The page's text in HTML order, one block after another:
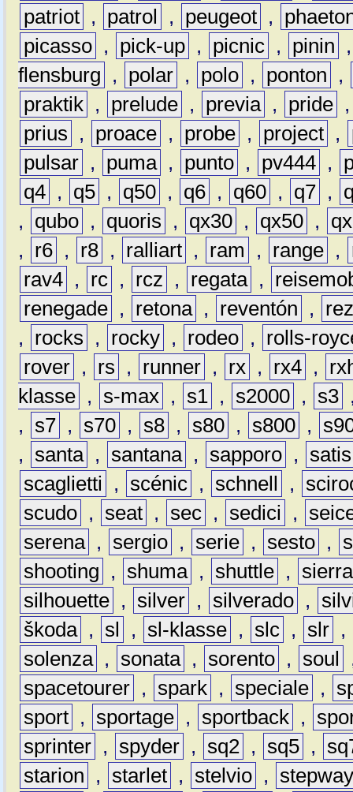
patriot , patrol , peugeot ,
picasso , pick-up , picnic , pinin
flensburg
, polar , polo , ponton
,
praktik , prelude , previa , pride
prius
, proace , probe , project ,
pulsar , puma , punto , pv444 ,
q4 , q5 , q50 , q6 , q60 , q7 ,
,
qubo , quoris , qx30 , qx50 ,
,
r6 , r8 , ralliart , ram , range ,
rav4 , rc , rcz , regata ,
renegade , retona , reventón ,
,
rocks , rocky , rodeo ,
rolls-
rover , rs , runner , rx , rx4 ,
klasse , s-max , s1 , s2000 , s3
,
s7 , s70 , s8 , s80 , s800 ,
,
santa , santana , sapporo ,
satis
scaglietti
, scénic , schnell ,
scudo , seat , sec , sedici ,
serena , sergio , serie , sesto ,
shooting
, shuma , shuttle ,
sierra
silhouette , silver , silverado ,
škoda , sl , sl-klasse , slc , slr ,
solenza , sonata , sorento , soul
spacetourer , spark , speciale ,
sport , sportage , sportback ,
sprinter , spyder , sq2 , sq5 ,
starion
, starlet , stelvio ,